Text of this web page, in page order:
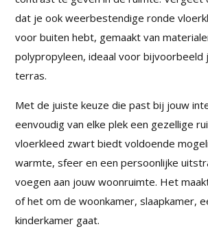
dat je ook weerbestendige ronde
voor buiten hebt, gemaakt van
polypropyleen, ideaal voor bijvoorbeeld
terras.
Met de juiste keuze die past bij jouw
eenvoudig van elke plek een gezellige
vloerkleed zwart biedt voldoende
warmte, sfeer en een persoonlijke
voegen aan jouw woonruimte. Het
of het om de woonkamer, slaapkamer,
kinderkamer gaat.